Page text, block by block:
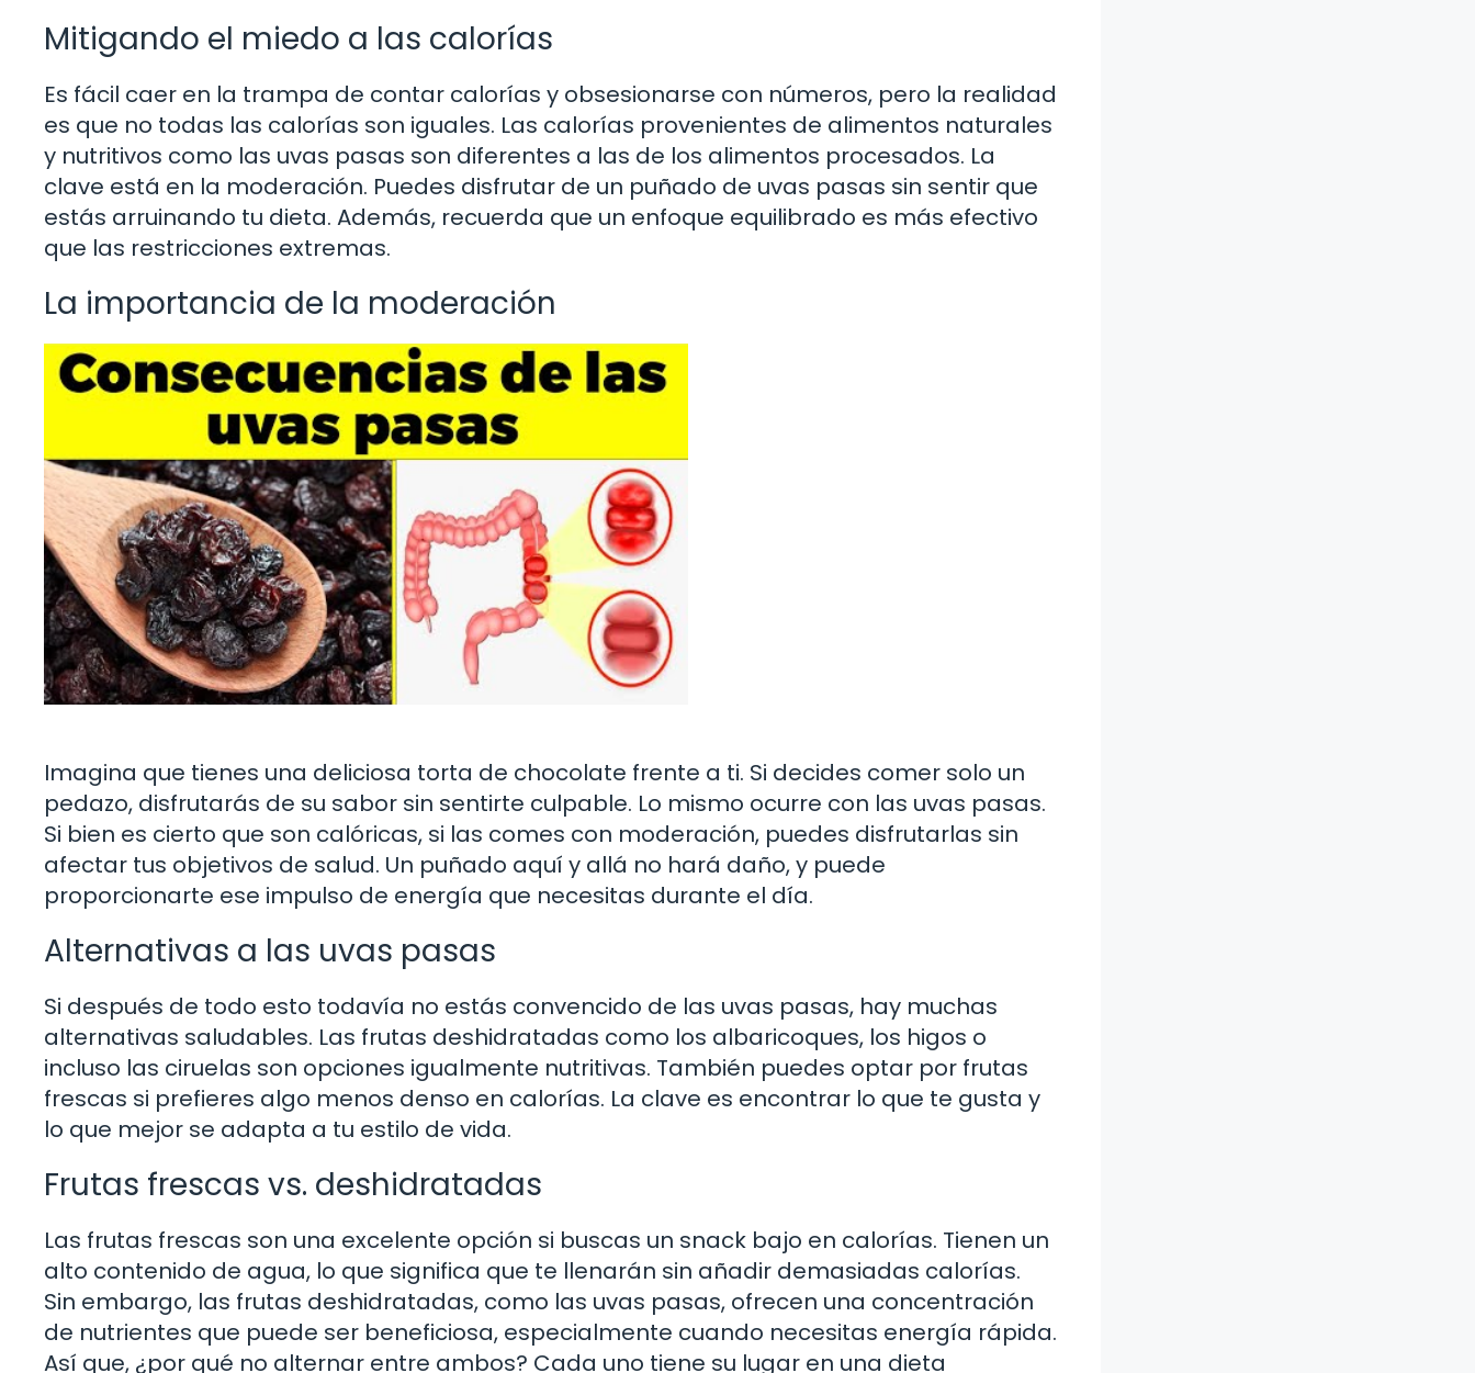
Mitigando el miedo a las calorías
Es fácil caer en la trampa de contar calorías y obsesionarse con números, pero la realidad
es que no todas las calorías son iguales. Las calorías provenientes de alimentos naturales
y nutritivos como las uvas pasas son diferentes a las de los alimentos procesados. La
clave está en la moderación. Puedes disfrutar de un puñado de uvas pasas sin sentir que
estás arruinando tu dieta. Además, recuerda que un enfoque equilibrado es más efectivo
que las restricciones extremas.
La importancia de la moderación
Imagina que tienes una deliciosa torta de chocolate frente a ti. Si decides comer solo un
pedazo, disfrutarás de su sabor sin sentirte culpable. Lo mismo ocurre con las uvas pasas.
Si bien es cierto que son calóricas, si las comes con moderación, puedes disfrutarlas sin
afectar tus objetivos de salud. Un puñado aquí y allá no hará daño, y puede
proporcionarte ese impulso de energía que necesitas durante el día.
Alternativas a las uvas pasas
Si después de todo esto todavía no estás convencido de las uvas pasas, hay muchas
alternativas saludables. Las frutas deshidratadas como los albaricoques, los higos o
incluso las ciruelas son opciones igualmente nutritivas. También puedes optar por frutas
frescas si prefieres algo menos denso en calorías. La clave es encontrar lo que te gusta y
lo que mejor se adapta a tu estilo de vida.
Frutas frescas vs. deshidratadas
Las frutas frescas son una excelente opción si buscas un snack bajo en calorías. Tienen un
alto contenido de agua, lo que significa que te llenarán sin añadir demasiadas calorías.
Sin embargo, las frutas deshidratadas, como las uvas pasas, ofrecen una concentración
de nutrientes que puede ser beneficiosa, especialmente cuando necesitas energía rápida.
Así que, ¿por qué no alternar entre ambos? Cada uno tiene su lugar en una dieta